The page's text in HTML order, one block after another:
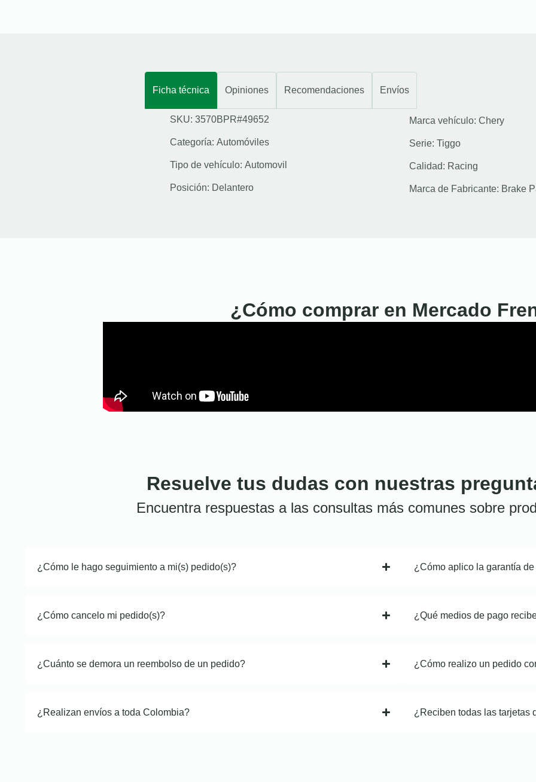
Ficha técnica Opiniones Recomendaciones Envíos
SKU: 3570BPR#49652
Categoría: Automóviles
Tipo de vehículo: Automovil
Posición: Delantero
Marca vehículo: Chery
Serie: Tiggo
Calidad: Racing
Marca de Fabricante: Brake
¿Cómo comprar en Mercado
Resuelve tus dudas con nuestras
Encuentra respuestas a las consultas más comunes sobre
¿Cómo le hago seguimiento a mi(s) pedido(s)?
¿Cómo cancelo mi pedido(s)?
¿Cuánto se demora un reembolso de un pedido?
¿Realizan envíos a toda Colombia?
¿Cómo aplico la garantía
¿Qué medios de pago
¿Cómo realizo un pedido
¿Reciben todas las tarjetas